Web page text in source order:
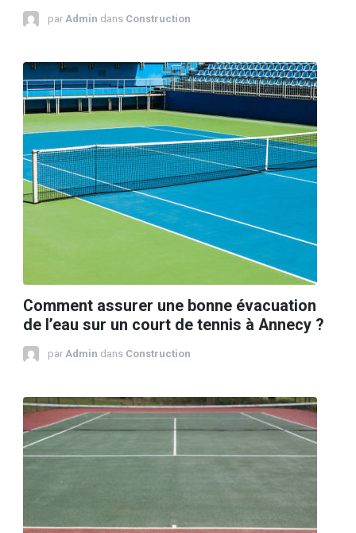
par Admin dans Construction
Comment assurer une bonne évacuation
de l’eau sur un court de tennis à Annecy ?
par Admin dans Construction